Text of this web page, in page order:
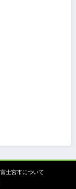
富士宮市について